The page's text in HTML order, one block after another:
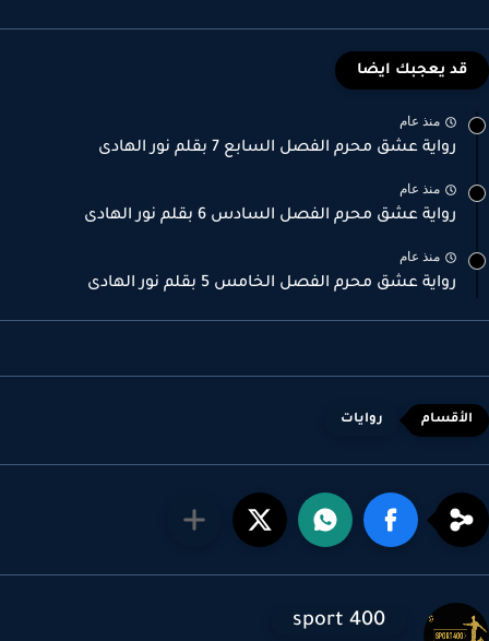
قد يعجبك ايضا
منذ عام
رواية عشق محرم الفصل السابع 7 بقلم نور الهادى
منذ عام
رواية عشق محرم الفصل السادس 6 بقلم نور الهادى
منذ عام
رواية عشق محرم الفصل الخامس 5 بقلم نور الهادى
روايات
sport 400